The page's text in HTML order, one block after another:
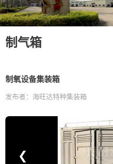
关于海旺达
企业资讯
制气箱
制氧设备集装箱
发布者：海旺达特种集装箱
❮